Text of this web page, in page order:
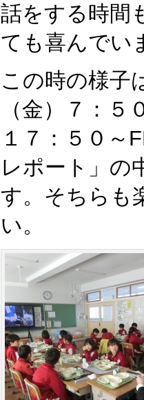
話をする時間
ても喜んでい
この時の様子
（金）７：５
１７：５０～
レポート」の
す。そちらも
い。